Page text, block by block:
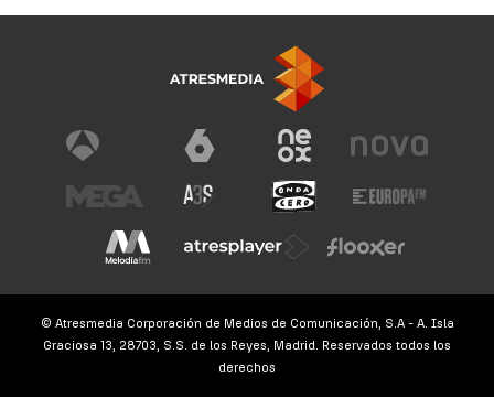
© Atresmedia Corporación de Medios de Comunicación, S.A - A. Isla
Graciosa 13, 28703, S.S. de los Reyes, Madrid. Reservados todos los
derechos